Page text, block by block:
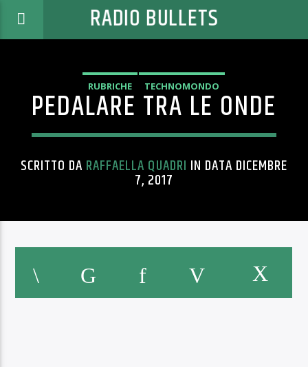
RADIO BULLETS
RUBRICHE TECHNOMONDO
PEDALARE TRA LE ONDE
SCRITTO DA RAFFAELLA QUADRI IN DATA DICEMBRE
7, 2017